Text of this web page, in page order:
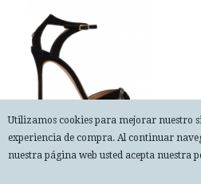
Anique
Utilizamos cookies para mejorar nuestro
experiencia de compra. Al continuar
nuestra página web usted acepta nuestra